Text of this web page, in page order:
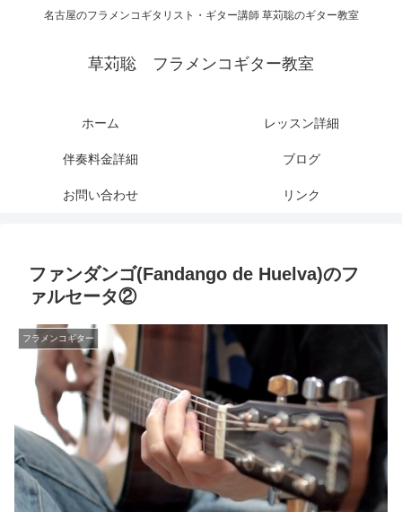
名古屋のフラメンコギタリスト・ギター講師 草苅聡のギター教室
草苅聡 フラメンコギター教室
ホーム レッスン詳細
伴奏料金詳細 ブログ
お問い合わせ リンク
ファンダンゴ(Fandango de Huelva)のフ
ァルセータ②
フラメンコギター